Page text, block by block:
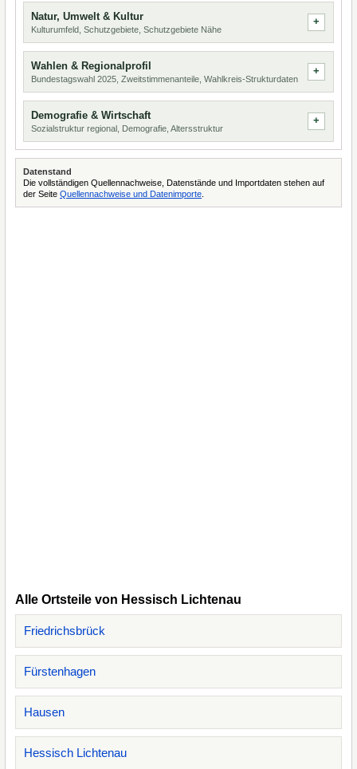
Natur, Umwelt & Kultur
Kulturumfeld, Schutzgebiete, Schutzgebiete Nähe
Wahlen & Regionalprofil
Bundestagswahl 2025, Zweitstimmenanteile, Wahlkreis-Strukturdaten
Demografie & Wirtschaft
Sozialstruktur regional, Demografie, Altersstruktur
Datenstand
Die vollständigen Quellennachweise, Datenstände und Importdaten stehen auf
der Seite Quellennachweise und Datenimporte
Alle Ortsteile von Hessisch Lichtenau
Friedrichsbrück
Fürstenhagen
Hausen
Hessisch Lichtenau